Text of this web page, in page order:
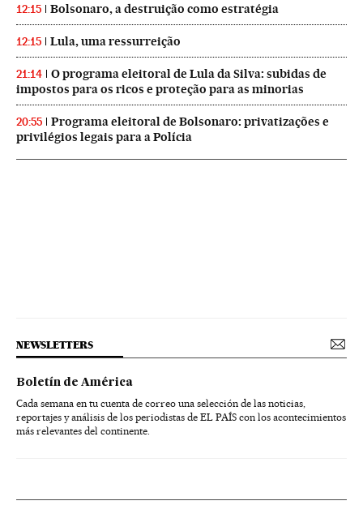
12:15 Bolsonaro, a destruição como estratégia
12:15 Lula, uma ressurreição
21:14
O programa eleitoral de Lula da Silva: subidas de
impostos para os ricos e proteção para as minorias
20:55
Programa eleitoral de Bolsonaro: privatizações e
privilégios legais para a Polícia
NEWSLETTERS
Boletín de América
Cada semana en tu cuenta de correo una selección de las noticias,
reportajes y análisis de los periodistas de EL PAÍS con los acontecimientos
más relevantes del continente.